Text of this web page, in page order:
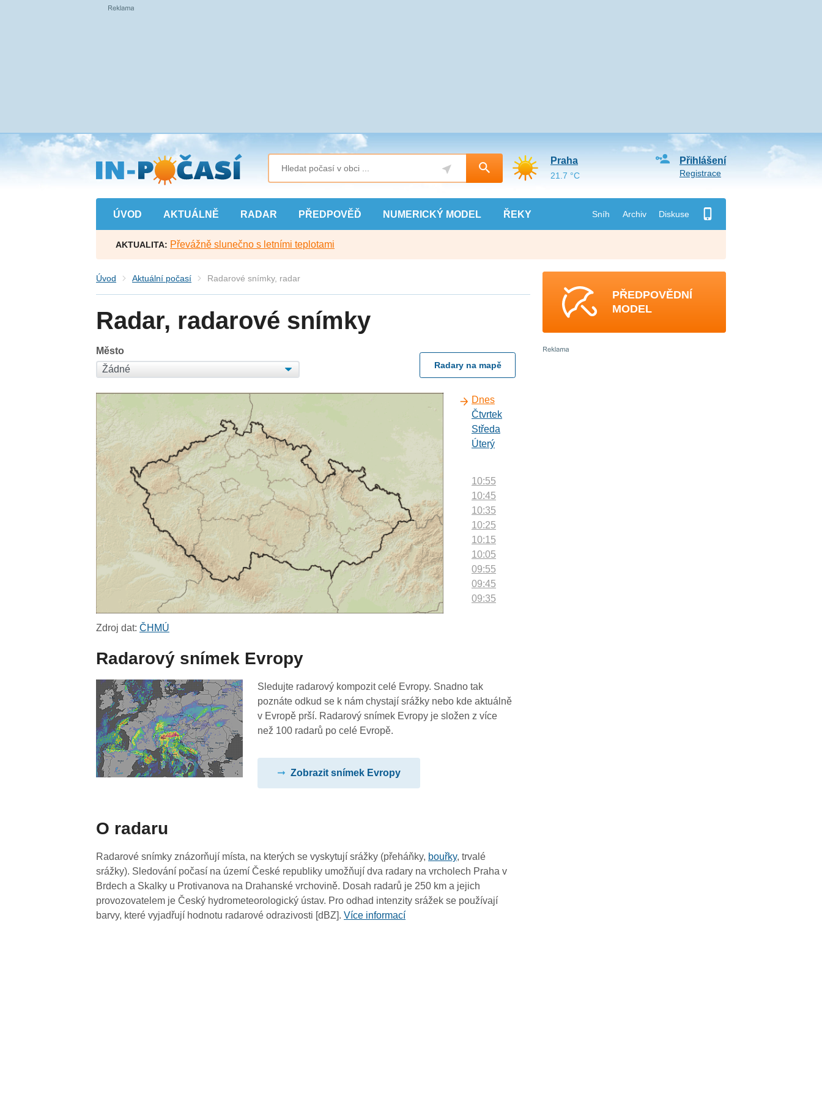
Přejít
na
hlavní
obsah
ÚVOD AKTUÁLNĚ RADAR PŘEDPOVĚĎ NUMERICKÝ MODEL ŘEKY Sníh Archiv Diskuse
Přihlášení
Registrace
Praha
21.7 °C
AKTUALITA: Převážně slunečno s letními teplotami
Úvod Aktuální počasí Radarové snímky, radar
Radar, radarové snímky
Město
Radary na mapě
Dnes
Čtvrtek
Středa
Úterý
10:55
10:45
10:35
10:25
10:15
10:05
09:55
09:45
09:35
08:35
08:25
08:15
06:35
06:25
06:15
06:05
Zdroj dat:ČHMÚ
Radarový snímek Evropy
Sledujte radarový kompozit celé Evropy. Snadno tak
poznáte odkud se k nám chystají srážky nebo kde aktuálně
v Evropě prší. Radarový snímek Evropy je složen z více
než 100 radarů po celé Evropě.
Zobrazit snímek Evropy
O radaru
Radarové snímky znázorňují místa, na kterých se vyskytují srážky (přeháňky, bouřky, trvalé
srážky). Sledování počasí na území České republiky umožňují dva radary na vrcholech Praha v
Brdech a Skalky u Protivanova na Drahanské vrchovině. Dosah radarů je 250 km a jejich
provozovatelem je Český hydrometeorologický ústav. Pro odhad intenzity srážek se používají
barvy, které vyjadřují hodnotu radarové odrazivosti [dBZ].Více informací
PŘEDPOVĚDNÍ
MODEL